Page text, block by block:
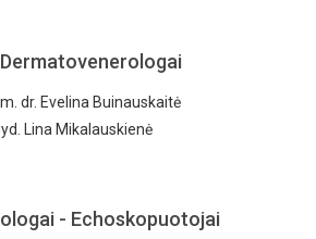
Dermatovenerologai
dr. Evelina Buinauskaitė
Lina Mikalauskienė
- Echoskopuotojai